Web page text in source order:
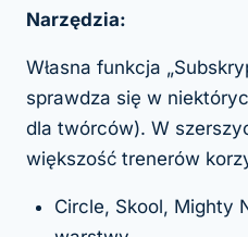
Narzędzia:
Własna funkcja
sprawdza się w
dla twórców). W
większość trenerów
Circle, Skool, Mighty